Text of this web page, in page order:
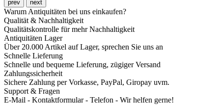
prev next
Warum Antiquitäten bei uns einkaufen?
Qualität & Nachhaltigkeit
Qualitätskontrolle für mehr Nachhaltigkeit
Antiquitäten Lager
Über 20.000 Artikel auf Lager, sprechen Sie uns an
Schnelle Lieferung
Schnelle und bequeme Lieferung, zügiger Versand
Zahlungssicherheit
Sichere Zahlung per Vorkasse, PayPal, Giropay uvm.
Support & Fragen
E-Mail - Kontaktformular - Telefon - Wir helfen gerne!